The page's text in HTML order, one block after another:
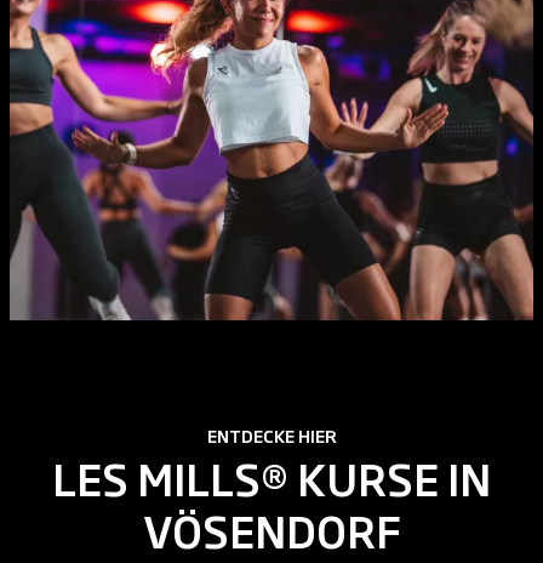
ENTDECKE HIER
LES MILLS® KURSE IN
VÖSENDORF